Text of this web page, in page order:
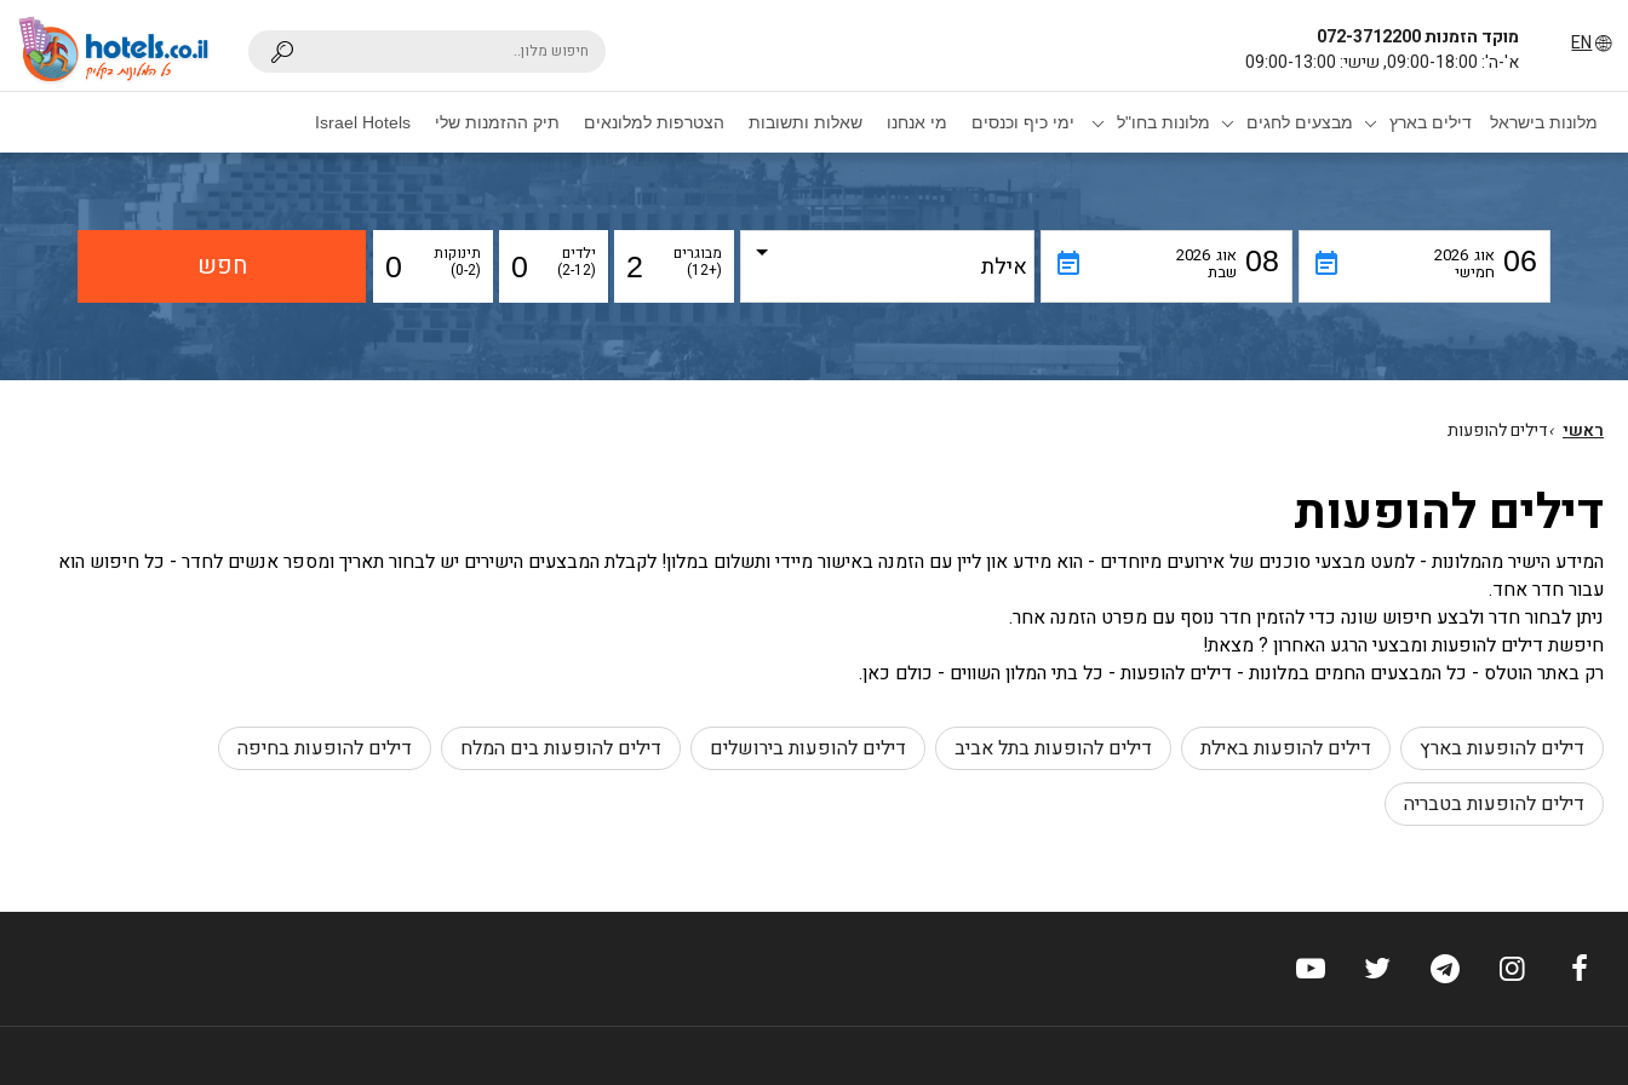
EN
מוקד הזמנות 072-3712200
א'-ה': 09:00-18:00, שישי: 09:00-13:00
מלונות בישראל דילים בארץ מבצעים לחגים מלונות בחו"ל ימי כיף וכנסים מי אנחנו שאלות ותשובות הצטרפות למלונאים תיק ההזמנות שלי Israel Hotels
event_note 06 אוג 2026
חמישי event_note 08 אוג 2026
שבת
מבוגרים
(+12)
ילדים
(2-12)
תינוקות
(0-2)
ראשי ›דילים להופעות
דילים להופעות
המידע הישיר מהמלונות - למעט מבצעי סוכנים של אירועים מיוחדים - הוא מידע און ליין עם הזמנה באישור מיידי ותשלום במלון! לקבלת המבצעים הישירים יש לבחור תאריך ומספר אנשים לחדר - כל חיפוש הוא
עבור חדר אחד.
ניתן לבחור חדר ולבצע חיפוש שונה כדי להזמין חדר נוסף עם מפרט הזמנה אחר.
חיפשת דילים להופעות ומבצעי הרגע האחרון ? מצאת!
רק באתר הוטלס - כל המבצעים החמים במלונות - דילים להופעות - כל בתי המלון השווים - כולם כאן.
דילים להופעות בארץ דילים להופעות באילת דילים להופעות בתל אביב דילים להופעות בירושלים דילים להופעות בים המלח
דילים להופעות בחיפה
דילים להופעות בטבריה
ערוץ הפייסבוק של הוטלס
ערוץ האינסטגרם של הוטלס
ערוץ הטלגרם של הוטלס
ערוץ טוויטר של הוטלס
ערוץ היוטיוב של הוטלס